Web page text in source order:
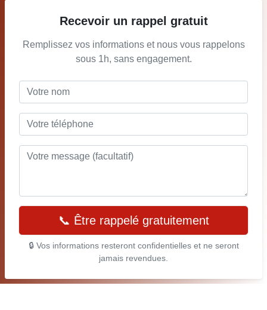
Recevoir un rappel gratuit
Remplissez vos informations et nous vous rappelons
sous 1h, sans engagement.
📞 Être rappelé gratuitement
🔒 Vos informations resteront confidentielles et ne seront
jamais revendues.